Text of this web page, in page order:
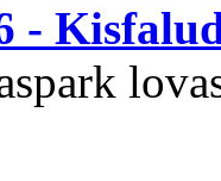
-